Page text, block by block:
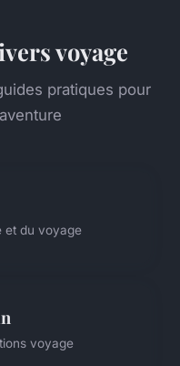
voyage
pratiques pour
et du voyage
voyage